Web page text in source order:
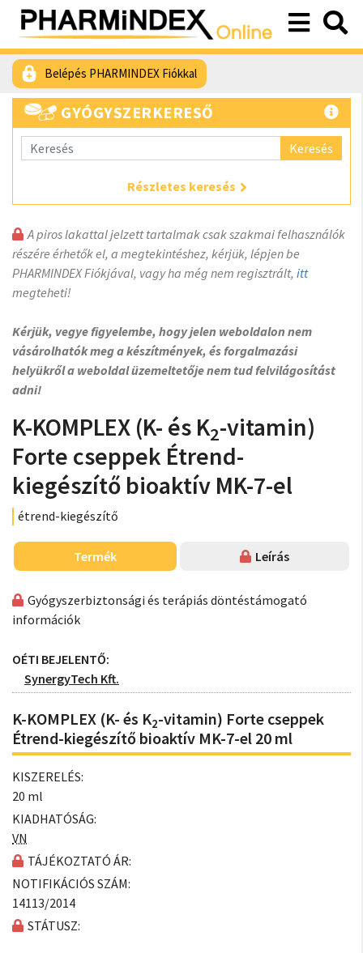
Belépés PHARMINDEX Fiókkal
GYÓGYSZERKERESŐ
Keresés
Részletes keresés
A piros lakattal jelzett tartalmak csak szakmai felhasználók
részére érhetők el, a megtekintéshez, kérjük, lépjen be
PHARMINDEX Fiókjával, vagy ha még nem regisztrált, itt
megteheti!
Kérjük, vegye figyelembe, hogy jelen weboldalon nem
vásárolhatók meg a készítmények, és forgalmazási
helyükről a weboldal üzemeltetője nem tud felvilágosítást
adni!
K-KOMPLEX (K- és K2-vitamin)
Forte cseppek Étrend-
kiegészítő bioaktív MK-7-el
étrend-kiegészítő
Termék Leírás
Gyógyszerbiztonsági és terápiás döntéstámogató
információk
OÉTI BEJELENTŐ:
SynergyTech Kft.
K-KOMPLEX (K- és K2-vitamin) Forte cseppek
Étrend-kiegészítő bioaktív MK-7-el 20 ml
KISZERELÉS:
20 ml
KIADHATÓSÁG:
VN
TÁJÉKOZTATÓ ÁR:
NOTIFIKÁCIÓS SZÁM:
14113/2014
STÁTUSZ: